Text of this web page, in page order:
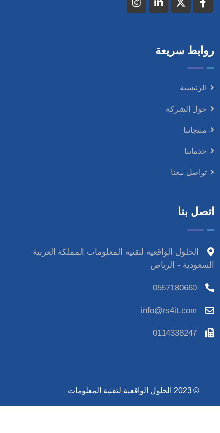
روابط سريعة
الرئيسية
حول الشركة
منتجاتنا
خدماتنا
تواصل معنا
اتصل بنا
الحلول الواقعية لتقنية المعلومات المملكة العربية
السعودية - الرياض
0557180660
info@rs4it.com
© 2023 الحلول الواقعية لتقنية المعلومات